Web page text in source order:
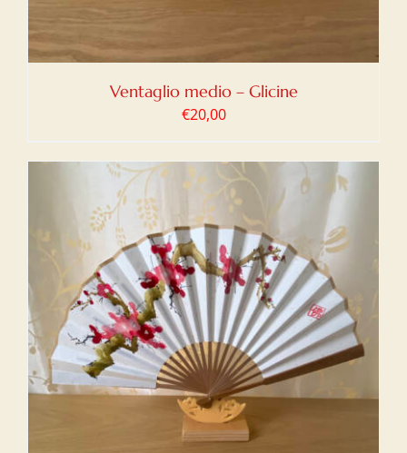
Ventaglio medio – Glicine
€20,00